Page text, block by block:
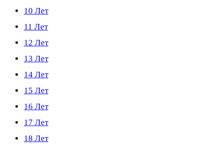
10 Лет
11 Лет
12 Лет
13 Лет
14 Лет
15 Лет
16 Лет
17 Лет
18 Лет